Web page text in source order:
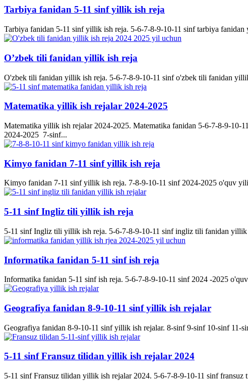
Tarbiya fanidan 5-11 sinf yillik ish reja
Tarbiya fanidan 5-11 sinf yillik ish reja. 5-6-7-8-9-10-11 sinf tarbiya
O’zbek tili fanidan yillik ish reja
O'zbek tili fanidan yillik ish reja. 5-6-7-8-9-10-11 sinf o'zbek tili fanidan
Matematika yillik ish rejalar 2024-2025
Matematika yillik ish rejalar 2024-2025. Matematika fanidan 5-6-7-8-9-
2024-2025 7-sinf...
Kimyo fanidan 7-11 sinf yillik ish reja
Kimyo fanidan 7-11 sinf yillik ish reja. 7-8-9-10-11 sinf 2024-2025
5-11 sinf Ingliz tili yillik ish reja
5-11 sinf Ingliz tili yillik ish reja. 5-6-7-8-9-10-11 sinf ingliz tili fanidan
Informatika fanidan 5-11 sinf ish reja
Informatika fanidan 5-11 sinf ish reja. 5-6-7-8-9-10-11 sinf 2024 -2025
Geografiya fanidan 8-9-10-11 sinf yillik ish rejalar
Geografiya fanidan 8-9-10-11 sinf yillik ish rejalar. 8-sinf 9-sinf 10-sinf
5-11 sinf Fransuz tilidan yillik ish rejalar 2024
5-11 sinf Fransuz tilidan yillik ish rejalar 2024. 5-6-7-8-9-10-11 sinf